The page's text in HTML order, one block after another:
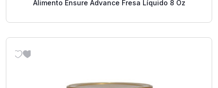
Alimento Ensure Advance Fresa Líquido 8 Oz